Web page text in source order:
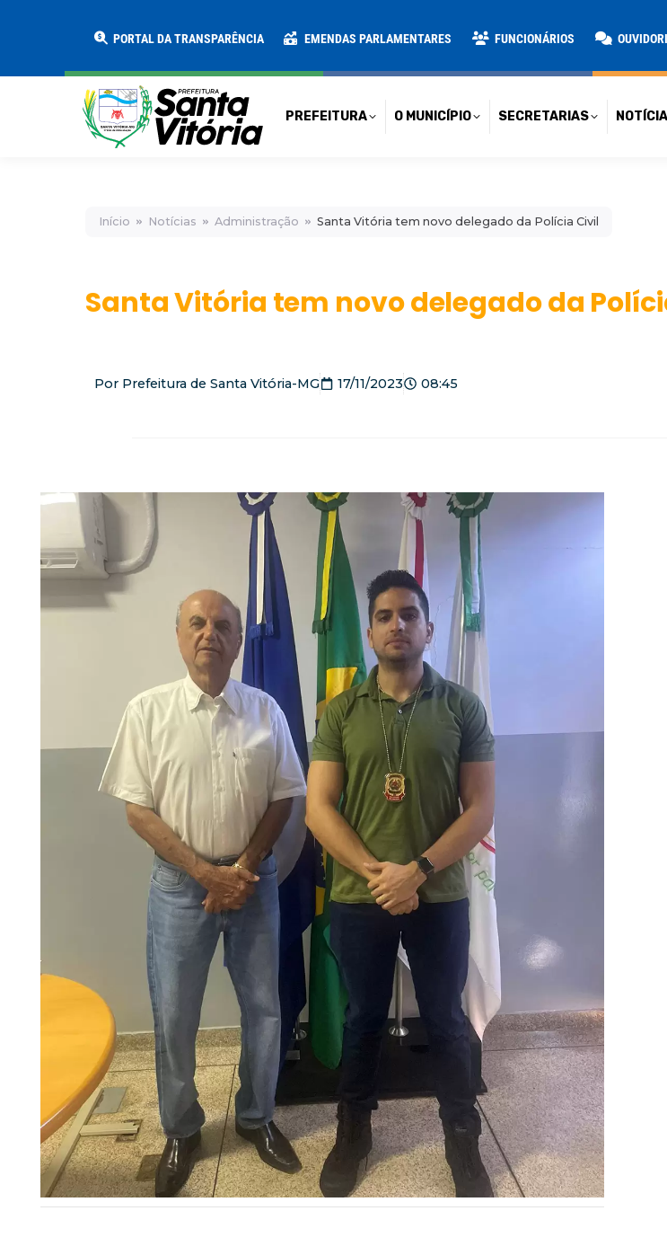
PORTAL DA TRANSPARÊNCIA EMENDAS PARLAMENTARES FUNCIONÁRIOS
PREFEITURA O MUNICÍPIO SECRETARIAS
Início Notícias Administração Santa Vitória tem novo delegado da Polícia Civil
Santa Vitória tem novo delegado da
Por Prefeitura de Santa Vitória-MG 17/11/2023 08:45